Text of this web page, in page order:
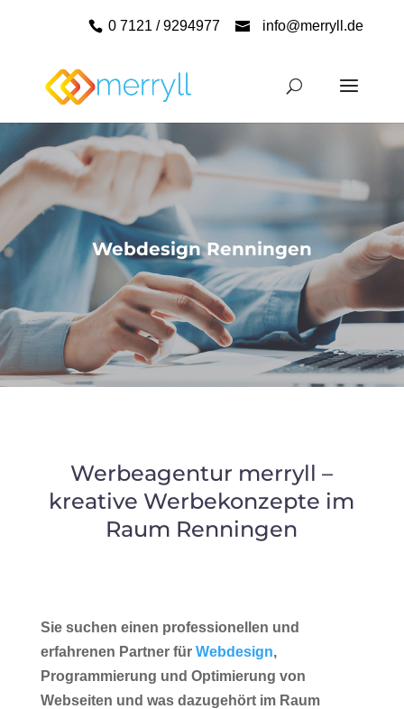
0 7121 / 9294977 info@merryll.de
Webdesign Renningen
Werbeagentur merryll –
kreative Werbekonzepte im
Raum Renningen
Sie suchen einen professionellen und
erfahrenen Partner für Webdesign,
Programmierung und Optimierung von
Webseiten und was dazugehört im Raum